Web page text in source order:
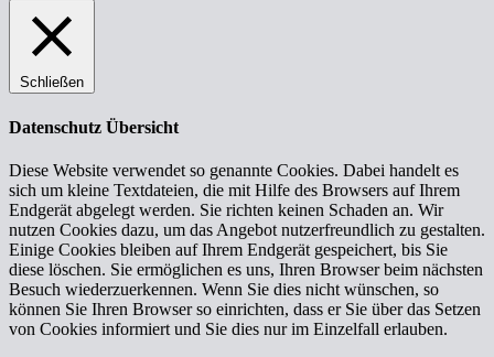
Schließen
Datenschutz Übersicht
Diese Website verwendet so genannte Cookies. Dabei handelt es
sich um kleine Textdateien, die mit Hilfe des Browsers auf Ihrem
Endgerät abgelegt werden. Sie richten keinen Schaden an. Wir
nutzen Cookies dazu, um das Angebot nutzerfreundlich zu gestalten.
Einige Cookies bleiben auf Ihrem Endgerät gespeichert, bis Sie
diese löschen. Sie ermöglichen es uns, Ihren Browser beim nächsten
Besuch wiederzuerkennen. Wenn Sie dies nicht wünschen, so
können Sie Ihren Browser so einrichten, dass er Sie über das Setzen
von Cookies informiert und Sie dies nur im Einzelfall erlauben.